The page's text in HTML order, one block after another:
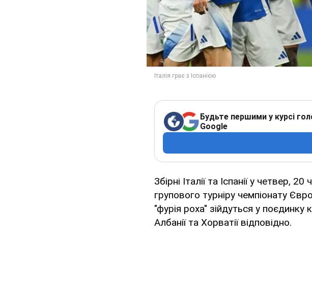
Будьте першими у курсі
Google
Збірні Італії та Іспанії у четвер,
групового турніру чемпіонату
"фурія роха" зійдуться у
Албанії та Хорватії відповідно.